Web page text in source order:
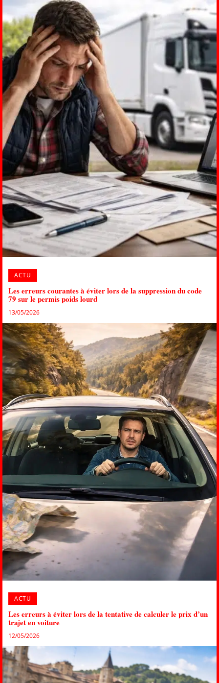
ACTU
Les erreurs courantes à éviter lors de la suppression du code
79 sur le permis poids lourd
13/05/2026
ACTU
Les erreurs à éviter lors de la tentative de calculer le prix d’un
trajet en voiture
12/05/2026